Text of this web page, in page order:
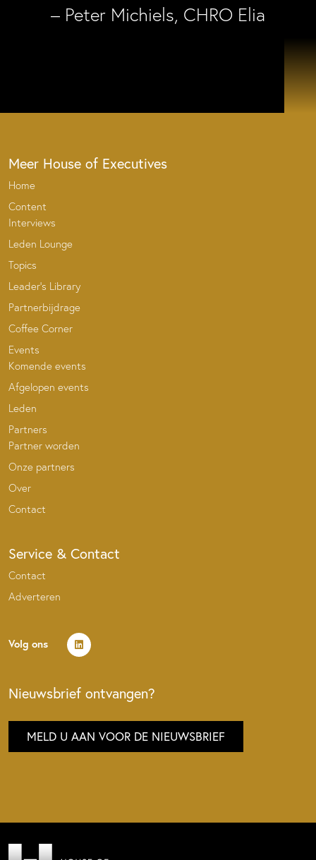
– Peter Michiels, CHRO Elia
Meer House of Executives
Home
Content
Interviews
Leden Lounge
Topics
Leader’s Library
Partnerbijdrage
Coffee Corner
Events
Komende events
Afgelopen events
Leden
Partners
Partner worden
Onze partners
Over
Contact
Service & Contact
Contact
Adverteren
Volg ons
Nieuwsbrief ontvangen?
MELD U AAN VOOR DE NIEUWSBRIEF